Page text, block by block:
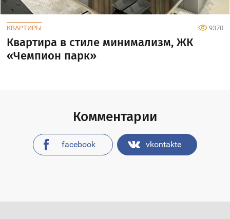
КВАРТИРЫ 9370
Квартира в стиле минимализм, ЖК
«Чемпион парк»
Комментарии
facebook vkontakte